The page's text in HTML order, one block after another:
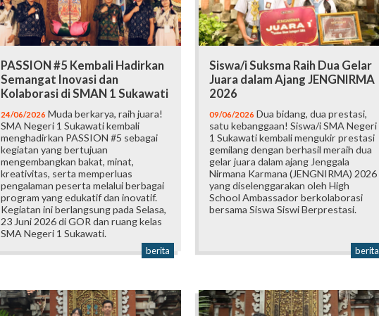
PASSION #5 Kembali Hadirkan
Semangat Inovasi dan
Kolaborasi di SMAN 1 Sukawati
24/06/2026 Muda berkarya, raih juara!
SMA Negeri 1 Sukawati kembali
menghadirkan PASSION #5 sebagai
kegiatan yang bertujuan
mengembangkan bakat, minat,
kreativitas, serta memperluas
pengalaman peserta melalui berbagai
program yang edukatif dan inovatif.
Kegiatan ini berlangsung pada Selasa,
23 Juni 2026 di GOR dan ruang kelas
SMA Negeri 1 Sukawati.
berita
Siswa/i Suksma Raih Dua Gelar
Juara dalam Ajang JENGNIRMA
2026
09/06/2026 Dua bidang, dua prestasi,
satu kebanggaan! Siswa/i SMA Negeri
1 Sukawati kembali mengukir prestasi
gemilang dengan berhasil meraih dua
gelar juara dalam ajang Jenggala
Nirmana Karmana (JENGNIRMA) 2026
yang diselenggarakan oleh High
School Ambassador berkolaborasi
bersama Siswa Siswi Berprestasi.
berita